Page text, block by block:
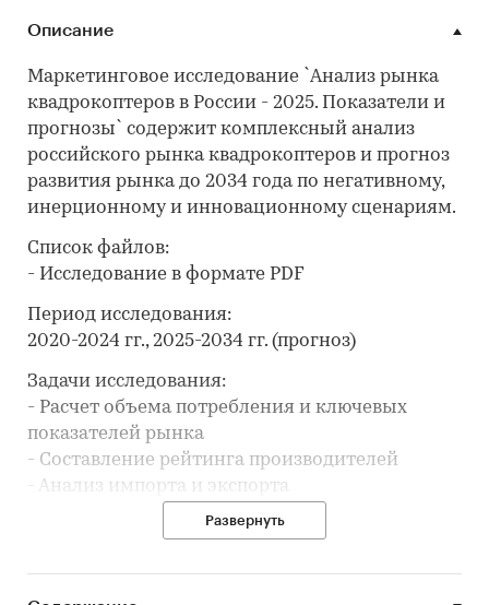
Описание
Маркетинговое исследование `Анализ рынка
квадрокоптеров в России - 2025. Показатели и
прогнозы` содержит комплексный анализ
российского рынка квадрокоптеров и прогноз
развития рынка до 2034 года по негативному,
инерционному и инновационному сценариям.
Список файлов:
- Исследование в формате PDF
Период исследования:
2020-2024 гг., 2025-2034 гг. (прогноз)
Задачи исследования:
- Расчет объема потребления и ключевых
показателей рынка
- Составление рейтинга производителей
- Анализ импорта и экспорта
- Формирование прогноза развития рынка
рассмотрены компании:
Развернуть